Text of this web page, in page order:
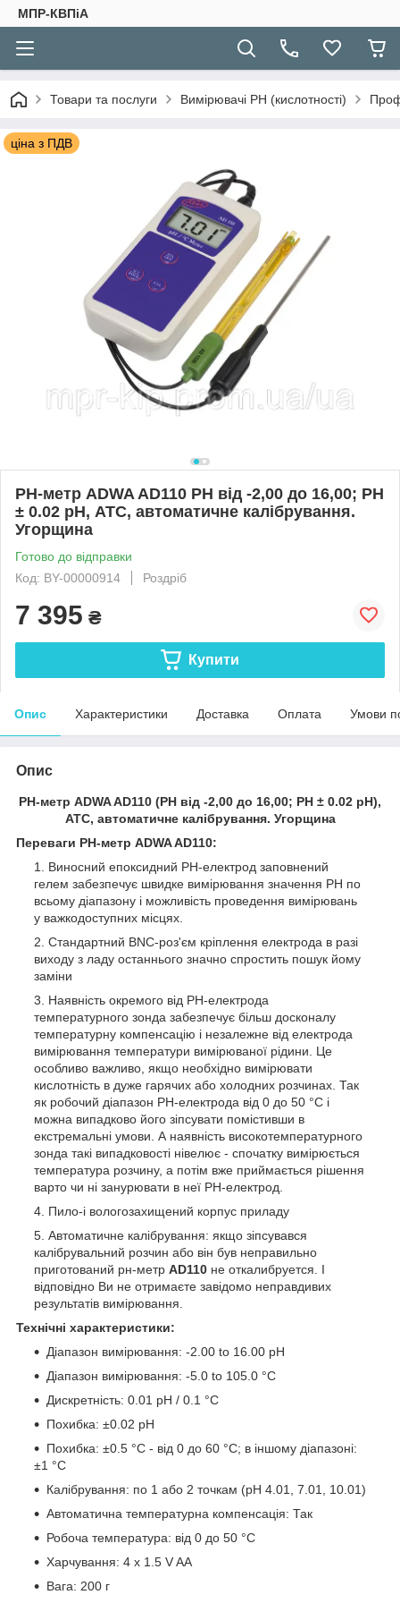
МПР-КВПіА
Товари та послуги Вимірювачі РН (кислотності)
ціна з ПДВ
РН-метр ADWA AD110 РН від -2,00 до 16,00; РН
± 0.02 pH, АТС, автоматичне калібрування.
Угорщина
Готово до відправки
Код: BY-00000914
Роздріб
7 395 ₴
Купити
Опис Характеристики Доставка Оплата Умови
Опис
РН-метр ADWA AD110 (РН від -2,00 до 16,00; РН ± 0.02 pH),
АТС, автоматичне калібрування. Угорщина
Переваги РН-метр ADWA AD110:
Виносний епоксидний РН-електрод заповнений
гелем забезпечує швидке вимірювання значення РН по
всьому діапазону і можливість проведення вимірювань
у важкодоступних місцях.
Стандартний BNC-роз'єм кріплення електрода в разі
виходу з ладу останнього значно спростить пошук йому
заміни
Наявність окремого від РН-електрода
температурного зонда забезпечує більш досконалу
температурну компенсацію і незалежне від електрода
вимірювання температури вимірюваної рідини. Це
особливо важливо, якщо необхідно вимірювати
кислотність в дуже гарячих або холодних розчинах. Так
як робочий діапазон РН-електрода від 0 до 50 °C і
можна випадково його зіпсувати помістивши в
екстремальні умови. А наявність високотемпературного
зонда такі випадковості нівелює - спочатку вимірюється
температура розчину, а потім вже приймається рішення
варто чи ні занурювати в неї РН-електрод.
Пило-і вологозахищений корпус приладу
Автоматичне калібрування: якщо зіпсувався
калібрувальний розчин або він був неправильно
приготований рн-метр AD110 не откалибруется. І
відповідно Ви не отримаєте завідомо неправдивих
результатів вимірювання.
Технічні характеристики:
Діапазон вимірювання: -2.00 to 16.00 pH
Діапазон вимірювання: -5.0 to 105.0 °C
Дискретність: 0.01 pH / 0.1 °C
Похибка: ±0.02 pH
Похибка: ±0.5 °C - від 0 до 60 °C; в іншому діапазоні:
±1 °C
Калібрування: по 1 або 2 точкам (pH 4.01, 7.01, 10.01)
Автоматична температурна компенсація: Так
Робоча температура: від 0 до 50 °C
Харчування: 4 x 1.5 V AA
Вага: 200 г